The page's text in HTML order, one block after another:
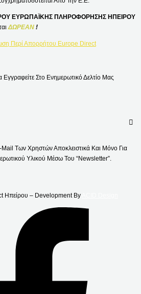
ΕΥΡΩΠΑΪΚΗΣ ΠΛΗΡΟΦΟΡΗΣΗΣ ΗΠΕΙΡΟΥ
ΔΩΡΕΑΝ !
Περί Απορρήτου Europe Direct
Εγγραφείτε Στο Ενημερωτικό Δελτίο Μας
Των Χρηστών Αποκλειστικά Και Μόνο Για
Υλικού Μέσω Του “Newsletter”.
Ηπείρου – Development By